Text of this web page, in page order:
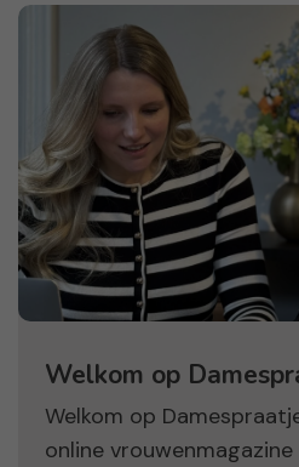
Welkom op
Welkom op
online